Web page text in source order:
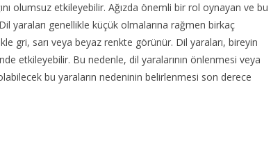
olumsuz etkileyebilir. Ağızda önemli bir rol oynayan ve bu
yaraları genellikle küçük olmalarına rağmen birkaç
gri, sarı veya beyaz renkte görünür. Dil yaraları, bireyin
etkileyebilir. Bu nedenle, dil yaralarının önlenmesi veya
bu yaraların nedeninin belirlenmesi son derece